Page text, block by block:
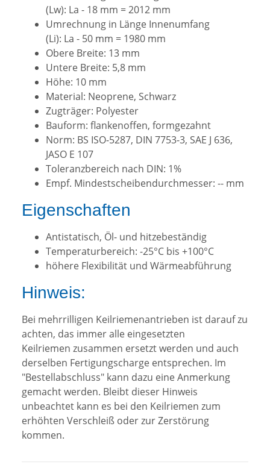
(Lw): La - 18 mm = 2012 mm
Umrechnung in Länge Innenumfang
(Li): La - 50 mm = 1980 mm
Obere Breite: 13 mm
Untere Breite: 5,8 mm
Höhe: 10 mm
Material: Neoprene, Schwarz
Zugträger: Polyester
Bauform: flankenoffen, formgezahnt
Norm: BS ISO-5287, DIN 7753-3, SAE J 636,
JASO E 107
Toleranzbereich nach DIN: 1%
Empf. Mindestscheibendurchmesser: -- mm
Eigenschaften
Antistatisch, Öl- und hitzebeständig
Temperaturbereich: -25°C bis +100°C
höhere Flexibilität und Wärmeabführung
Hinweis:
Bei mehrrilligen Keilriemenantrieben ist darauf zu
achten, das immer alle eingesetzten
Keilriemen zusammen ersetzt werden und auch
derselben Fertigungscharge entsprechen. Im
"Bestellabschluss" kann dazu eine Anmerkung
gemacht werden. Bleibt dieser Hinweis
unbeachtet kann es bei den Keilriemen zum
erhöhten Verschleiß oder zur Zerstörung
kommen.